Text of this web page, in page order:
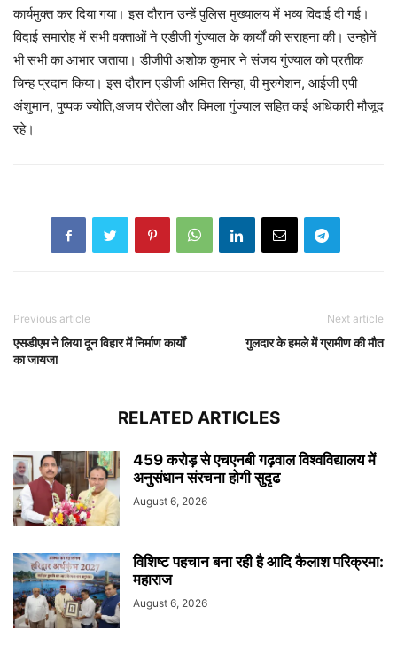
कार्यमुक्त कर दिया गया। इस दौरान उन्हें पुलिस मुख्यालय में भव्य विदाई दी गई।
विदाई समारोह में सभी वक्ताओं ने एडीजी गुंज्याल के कार्यों की सराहना की। उन्होनें
भी सभी का आभार जताया। डीजीपी अशोक कुमार ने संजय गुंज्याल को प्रतीक
चिन्ह प्रदान किया। इस दौरान एडीजी अमित सिन्हा, वी मुरुगेशन, आईजी एपी
अंशुमान, पुष्पक ज्योति,अजय रौतेला और विमला गुंज्याल सहित कई अधिकारी मौजूद
रहे।
Previous article
एसडीएम ने लिया दून विहार में निर्माण कार्यों
का जायजा
Next article
गुलदार के हमले में ग्रामीण की मौत
RELATED ARTICLES
459 करोड़ से एचएनबी गढ़वाल विश्वविद्यालय में
अनुसंधान संरचना होगी सुदृढ
August 6, 2026
विशिष्ट पहचान बना रही है आदि कैलाश परिक्रमा:
महाराज
August 6, 2026